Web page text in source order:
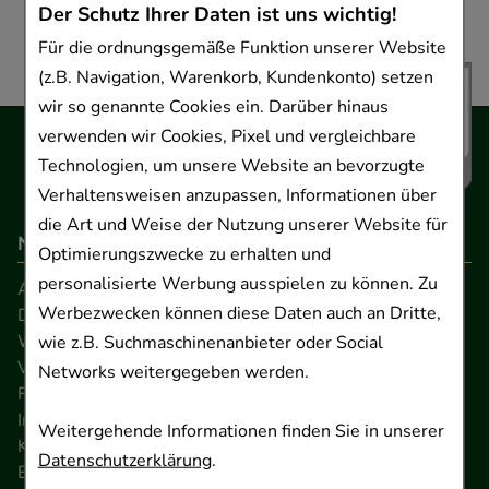
Der Schutz Ihrer Daten ist uns wichtig!
Für die ordnungsgemäße Funktion unserer Website
(z.B. Navigation, Warenkorb, Kundenkonto) setzen
wir so genannte Cookies ein. Darüber hinaus
verwenden wir Cookies, Pixel und vergleichbare
Technologien, um unsere Website an bevorzugte
Verhaltensweisen anzupassen, Informationen über
die Art und Weise der Nutzung unserer Website für
Optimierungszwecke zu erhalten und
personalisierte Werbung ausspielen zu können. Zu
Werbezwecken können diese Daten auch an Dritte,
wie z.B. Suchmaschinenanbieter oder Social
Networks weitergegeben werden.
Weitergehende Informationen finden Sie in unserer
Datenschutzerklärung.
Navigation
AGB
Datenschutz
Widerrufsrecht
Versandkosten
FAQ
Impressum
Kontakt
Barrierefreiheitserklärung